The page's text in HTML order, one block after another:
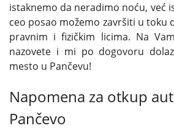
istaknemo da neradimo noću, već
ceo posao možemo završiti u toku
pravnim i fizičkim licima. Na
nazovete i mi po dogovoru
mesto u Pančevu!
Napomena za otkup
Pančevo